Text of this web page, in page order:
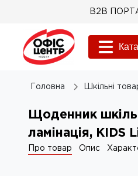
B2B
Головна Шкільні
Щоденник
ламінація, KIDS
Про товар Опис